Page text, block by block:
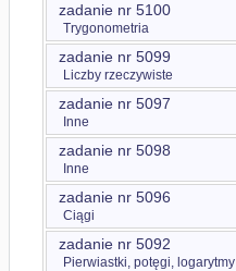
zadanie nr 5100
Trygonometria
zadanie nr 5099
Liczby rzeczywiste
zadanie nr 5097
Inne
zadanie nr 5098
Inne
zadanie nr 5096
Ciągi
zadanie nr 5092
Pierwiastki, potęgi, logarytmy